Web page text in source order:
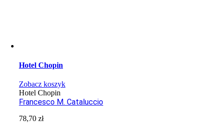
Hotel Chopin
Zobacz koszyk
Hotel Chopin
Francesco M. Cataluccio
78,70zł